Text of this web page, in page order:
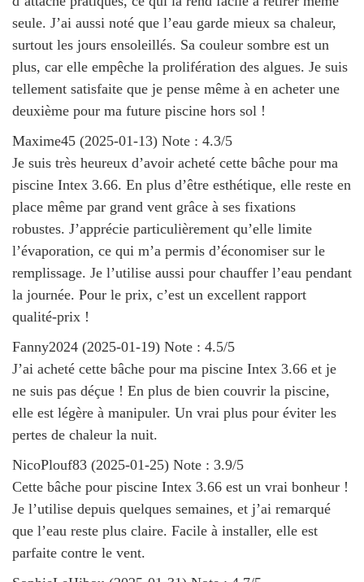
seule. J’ai aussi noté que l’eau garde mieux sa chaleur,
surtout les jours ensoleillés. Sa couleur sombre est un
plus, car elle empêche la prolifération des algues. Je suis
tellement satisfaite que je pense même à en acheter une
deuxième pour ma future piscine hors sol !
Maxime45 (2025-01-13) Note : 4.3/5
Je suis très heureux d’avoir acheté cette bâche pour ma
piscine Intex 3.66. En plus d’être esthétique, elle reste en
place même par grand vent grâce à ses fixations
robustes. J’apprécie particulièrement qu’elle limite
l’évaporation, ce qui m’a permis d’économiser sur le
remplissage. Je l’utilise aussi pour chauffer l’eau pendant
la journée. Pour le prix, c’est un excellent rapport
qualité-prix !
Fanny2024 (2025-01-19) Note : 4.5/5
J’ai acheté cette bâche pour ma piscine Intex 3.66 et je
ne suis pas déçue ! En plus de bien couvrir la piscine,
elle est légère à manipuler. Un vrai plus pour éviter les
pertes de chaleur la nuit.
NicoPlouf83 (2025-01-25) Note : 3.9/5
Cette bâche pour piscine Intex 3.66 est un vrai bonheur !
Je l’utilise depuis quelques semaines, et j’ai remarqué
que l’eau reste plus claire. Facile à installer, elle est
parfaite contre le vent.